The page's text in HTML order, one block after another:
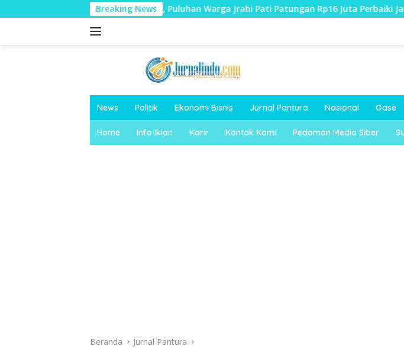
ke
Breaking News
Warga Terjatuh, Puluhan Warga Jrahi Pati Patungan Rp16 Juta Perbaiki Jalan Rusak
News Politik Ekonomi Bisnis Jurnal Pantura Nasional Oase
Home Info Iklan Karir Kontak Kami Pedoman Media Siber
Beranda Jurnal Pantura